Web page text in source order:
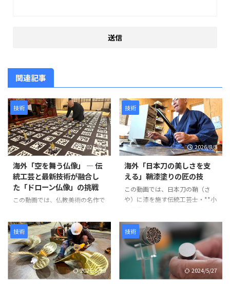
関連記事
技術
2026/8/5
海外「空を舞う仏像」 ― 伝
統工芸と最新技術が融合し
た「ドローン仏像」の挑戦
この動画では、仏教美術の名作で
を現代のテクノロジーで再現す
る、革新的なプロジェクトが紹介
されています。 阿弥陀如来と25
体の菩薩が極楽浄土から人々を迎
えに来る情景を、空中を舞うドロ
ーン仏像によって表現するとい
う、伝統文化と最新技術を融合さ
技術
2026/8/5
海外「日本刀の美しさを支
える」鞘漆塗りの匠の技
この動画では、日本刀の鞘（さ
や）に漆を施す伝統工芸士・**小
氏の仕事が紹介されています。日
本刀の鞘は単なる収納具ではな
く、刀身を守る重要な役割を担っ
ています。熟練の職人が幾度も塗
装と研磨を繰り返し、美しさと耐
久性を兼ね備えた鞘を完成させて
いきます。 製造工程は以下のよ
技術
2026/6/29
技術
2024/5/27